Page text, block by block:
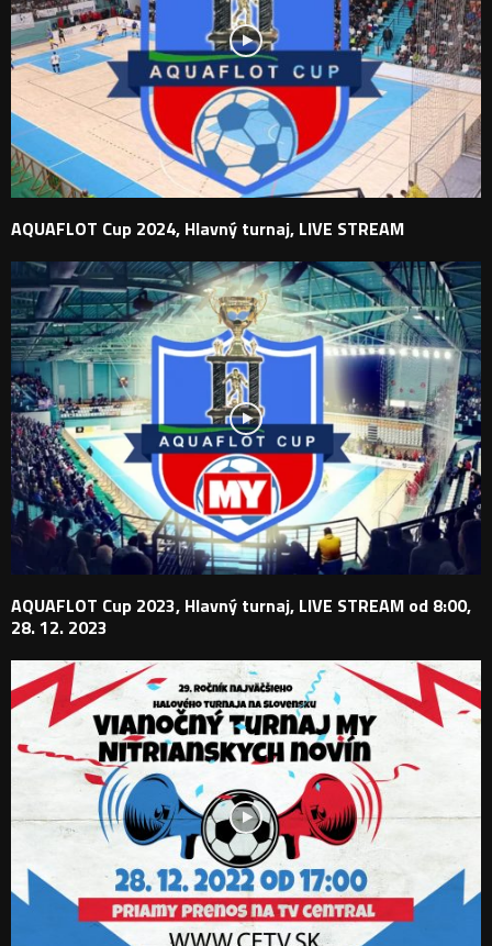
AQUAFLOT Cup 2024, Hlavný turnaj, LIVE STREAM
AQUAFLOT Cup 2023, Hlavný turnaj, LIVE STREAM od 8:00,
28. 12. 2023